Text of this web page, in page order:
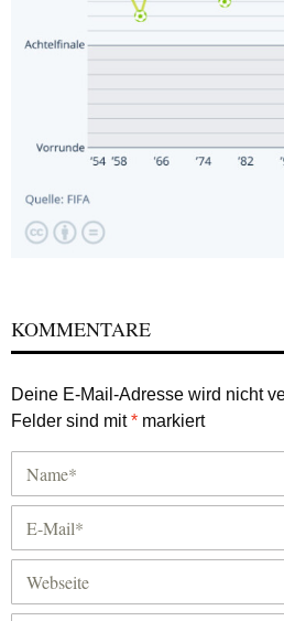
KOMMENTARE
Deine E-Mail-Adresse wird nicht
Felder sind mit* markiert